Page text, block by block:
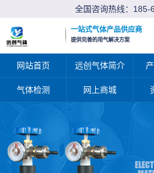
全国咨询热线： 185-
一站式气体产品供应商
提供完善的用气解决方案
网站首页 远创气体简介
气体检测 网上商城